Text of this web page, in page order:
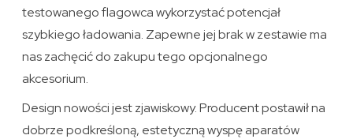
testowanego flagowca wykorzystać potencjał
szybkiego ładowania. Zapewne jej brak w zestawie ma
nas zachęcić do zakupu tego opcjonalnego
akcesorium.
Design nowości jest zjawiskowy. Producent postawił na
dobrze podkreśloną, estetyczną wyspę aparatów